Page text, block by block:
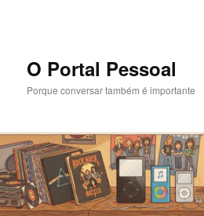
primário
secundárioO Portal Pessoal
Porque conversar também é importante